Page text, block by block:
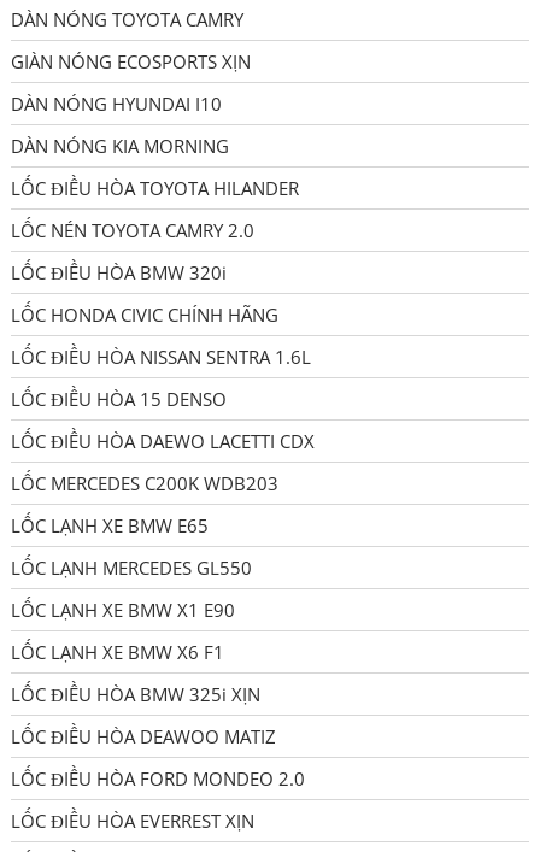
DÀN NÓNG TOYOTA CAMRY
GIÀN NÓNG ECOSPORTS XỊN
DÀN NÓNG HYUNDAI I10
DÀN NÓNG KIA MORNING
LỐC ĐIỀU HÒA TOYOTA HILANDER
LỐC NÉN TOYOTA CAMRY 2.0
LỐC ĐIỀU HÒA BMW 320i
LỐC HONDA CIVIC CHÍNH HÃNG
LỐC ĐIỀU HÒA NISSAN SENTRA 1.6L
LỐC ĐIỀU HÒA 15 DENSO
LỐC ĐIỀU HÒA DAEWO LACETTI CDX
LỐC MERCEDES C200K WDB203
LỐC LẠNH XE BMW E65
LỐC LẠNH MERCEDES GL550
LỐC LẠNH XE BMW X1 E90
LỐC LẠNH XE BMW X6 F1
LỐC ĐIỀU HÒA BMW 325i XỊN
LỐC ĐIỀU HÒA DEAWOO MATIZ
LỐC ĐIỀU HÒA FORD MONDEO 2.0
LỐC ĐIỀU HÒA EVERREST XỊN